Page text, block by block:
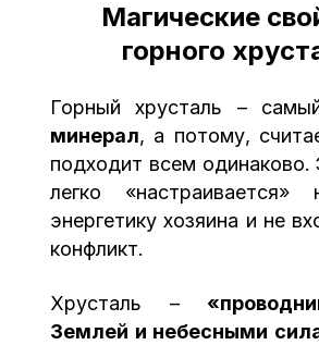
Магические
горного
Горный хрусталь –
минерал, а потому,
подходит всем одинаково.
легко
энергетику хозяина и не
конфликт.
Хрусталь –
Землей и небесными